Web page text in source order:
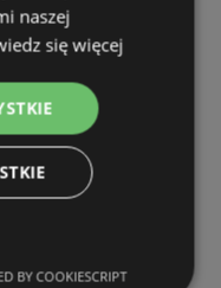
naszej
się więcej
BY COOKIESCRIPT